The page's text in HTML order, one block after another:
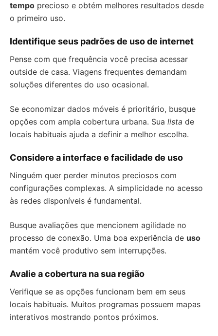
tempo precioso e obtém melhores resultados desde
o primeiro uso.
Identifique seus padrões de uso de internet
Pense com que frequência você precisa acessar
outside de casa. Viagens frequentes demandam
soluções diferentes do uso ocasional.
Se economizar dados móveis é prioritário, busque
opções com ampla cobertura urbana. Sua lista de
locais habituais ajuda a definir a melhor escolha.
Considere a interface e facilidade de uso
Ninguém quer perder minutos preciosos com
configurações complexas. A simplicidade no acesso
às redes disponíveis é fundamental.
Busque avaliações que mencionem agilidade no
processo de conexão. Uma boa experiência de uso
mantém você produtivo sem interrupções.
Avalie a cobertura na sua região
Verifique se as opções funcionam bem em seus
locais habituais. Muitos programas possuem mapas
interativos mostrando pontos próximos.